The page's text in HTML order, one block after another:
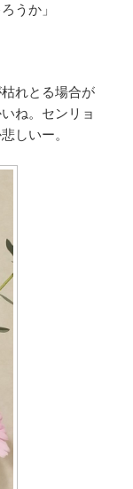
うか」
れとる場合が
ね。センリョ
しいー。